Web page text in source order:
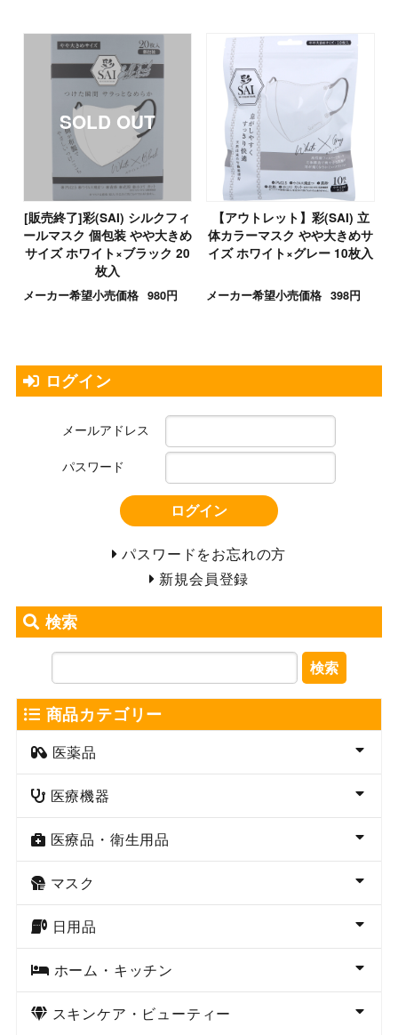
[販売終了]彩(SAI) シルクフィ
ールマスク 個包装 やや大きめ
サイズ ホワイト×ブラック 20
枚入
メーカー希望小売価格 980円
【アウトレット】彩(SAI) 立
体カラーマスク やや大きめサ
イズ ホワイト×グレー 10枚入
メーカー希望小売価格 398円
ログイン
メールアドレス
パスワード
ログイン
パスワードをお忘れの方
新規会員登録
検索
検索
商品カテゴリー
医薬品
医療機器
医療品・衛生用品
マスク
日用品
ホーム・キッチン
スキンケア・ビューティー